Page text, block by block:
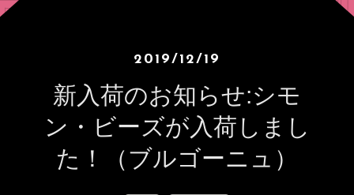
2019/12/19
新入荷のお知らせ:シモ
ン・ビーズが入荷しまし
た！（ブルゴーニュ）